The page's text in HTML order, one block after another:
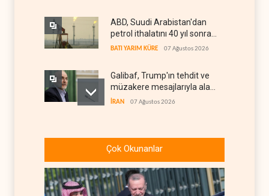
ABD, Suudi Arabistan'dan
petrol ithalatını 40 yıl sonra
ilk kez durdurdu
BATI YARIM KÜRE 07 Ağustos 2026
Galibaf, Trump'ın tehdit ve
müzakere mesajlarıyla alay
etti
İRAN 07 Ağustos 2026
bitebilir, ABD silah stokları
zorlanıyor
İsrail ordusunda helikopter
krizi
Çok Okunanlar